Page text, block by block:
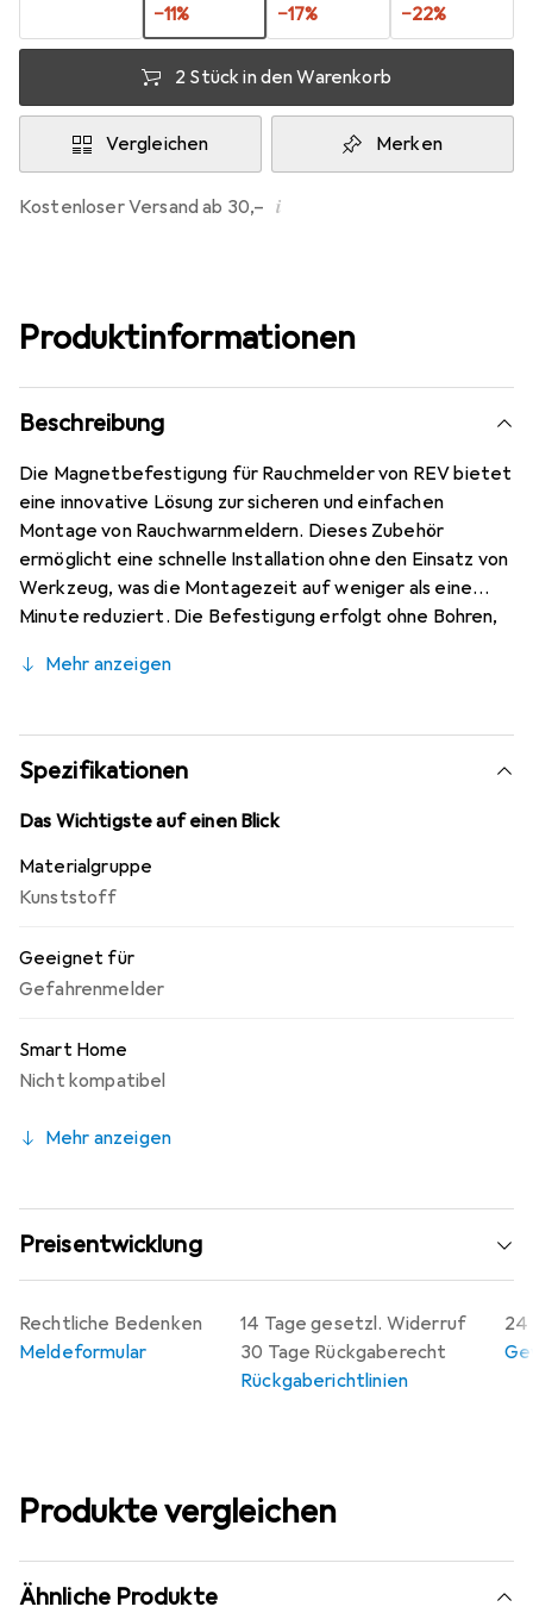
−11% −17% −22%
2 Stück in den Warenkorb
Vergleichen Merken
Kostenloser Versand ab 30,– i
Produktinformationen
Beschreibung
Die Magnetbefestigung für Rauchmelder von REV bietet
eine innovative Lösung zur sicheren und einfachen
Montage von Rauchwarnmeldern. Dieses Zubehör
ermöglicht eine schnelle Installation ohne den Einsatz von
Werkzeug, was die Montagezeit auf weniger als eine
Minute reduziert. Die Befestigung erfolgt ohne Bohren,
anderen Kabeln ausgeschlossen ist. Die
selbst an abgehängten Decken, und erleichtert zudem
den Batteriewechsel sowie die Durchführung von
Funktionstests. Mit einer Haltekraft von 1000 g ist diese
Lösung sowohl praktisch als auch zuverlässig, um die
Mehr anzeigen
Spezifikationen
Das Wichtigste auf einen Blick
Materialgruppe
Kunststoff
Geeignet für
Gefahrenmelder
Smart Home
Nicht kompatibel
Mehr anzeigen
Preisentwicklung
14 Tage gesetzl. Widerruf
30 Tage Rückgaberecht
Rückgaberichtlinien
24
Rechtliche Bedenken
Meldeformular
Produkte vergleichen
Ähnliche Produkte